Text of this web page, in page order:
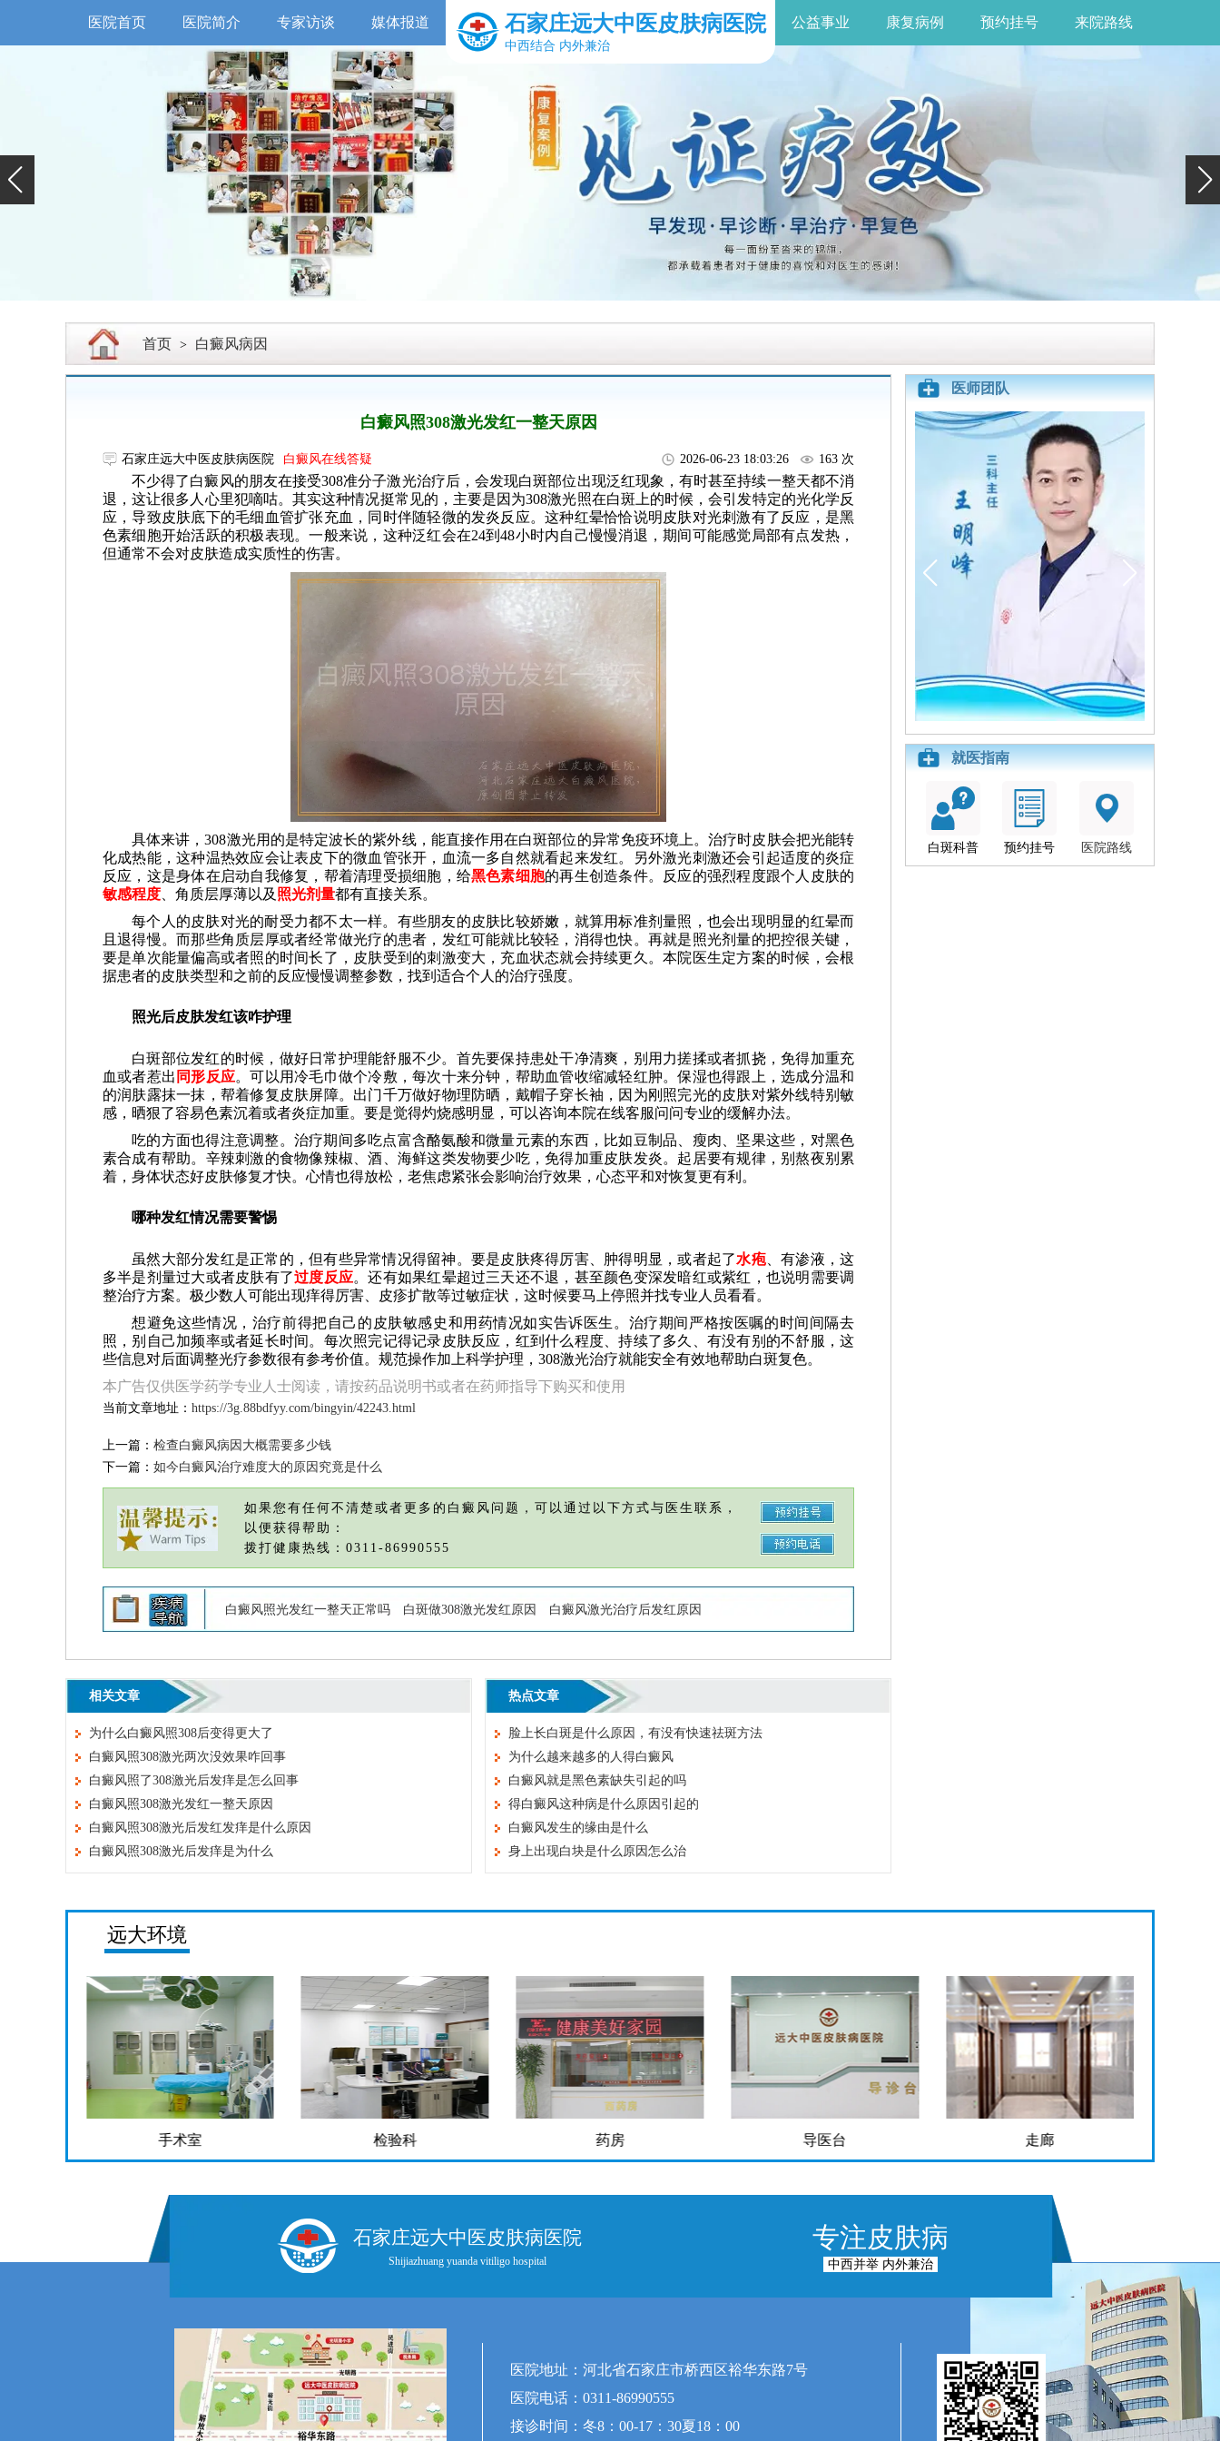
医院首页 医院简介 专家访谈 媒体报道 石家庄远大中医皮肤病医院
中西结合 内外兼治
公益事业 康复病例 预约挂号 来院路线
首页 > 白癜风病因
白癜风照308激光发红一整天原因
石家庄远大中医皮肤病医院 白癜风在线答疑 2026-06-23 18:03:26 163 次
不少得了白癜风的朋友在接受308准分子激光治疗后，会发现白斑部位出现泛红现象，有时甚至持续一整天都不消
退，这让很多人心里犯嘀咕。其实这种情况挺常见的，主要是因为308激光照在白斑上的时候，会引发特定的光化学反
应，导致皮肤底下的毛细血管扩张充血，同时伴随轻微的发炎反应。这种红晕恰恰说明皮肤对光刺激有了反应，是黑
色素细胞开始活跃的积极表现。一般来说，这种泛红会在24到48小时内自己慢慢消退，期间可能感觉局部有点发热，
但通常不会对皮肤造成实质性的伤害。
具体来讲，308激光用的是特定波长的紫外线，能直接作用在白斑部位的异常免疫环境上。治疗时皮肤会把光能转
化成热能，这种温热效应会让表皮下的微血管张开，血流一多自然就看起来发红。另外激光刺激还会引起适度的炎症
反应，这是身体在启动自我修复，帮着清理受损细胞，给黑色素细胞的再生创造条件。反应的强烈程度跟个人皮肤的
敏感程度 、角质层厚薄以及 照光剂量都有直接关系。
每个人的皮肤对光的耐受力都不太一样。有些朋友的皮肤比较娇嫩，就算用标准剂量照，也会出现明显的红晕而
且退得慢。而那些角质层厚或者经常做光疗的患者，发红可能就比较轻，消得也快。再就是照光剂量的把控很关键，
要是单次能量偏高或者照的时间长了，皮肤受到的刺激变大，充血状态就会持续更久。本院医生定方案的时候，会根
据患者的皮肤类型和之前的反应慢慢调整参数，找到适合个人的治疗强度。
照光后皮肤发红该咋护理
白斑部位发红的时候，做好日常护理能舒服不少。首先要保持患处干净清爽，别用力搓揉或者抓挠，免得加重充
血或者惹出 同形反应。可以用冷毛巾做个冷敷，每次十来分钟，帮助血管收缩减轻红肿。保湿也得跟上，选成分温和
的润肤露抹一抹，帮着修复皮肤屏障。出门千万做好物理防晒，戴帽子穿长袖，因为刚照完光的皮肤对紫外线特别敏
感，晒狠了容易色素沉着或者炎症加重。要是觉得灼烧感明显，可以咨询本院在线客服问问专业的缓解办法。
吃的方面也得注意调整。治疗期间多吃点富含酪氨酸和微量元素的东西，比如豆制品、瘦肉、坚果这些，对黑色
素合成有帮助。辛辣刺激的食物像辣椒、酒、海鲜这类发物要少吃，免得加重皮肤发炎。起居要有规律，别熬夜别累
着，身体状态好皮肤修复才快。心情也得放松，老焦虑紧张会影响治疗效果，心态平和对恢复更有利。
哪种发红情况需要警惕
虽然大部分发红是正常的，但有些异常情况得留神。要是皮肤疼得厉害、肿得明显，或者起了水疱、有渗液，这
多半是剂量过大或者皮肤有了过度反应。还有如果红晕超过三天还不退，甚至颜色变深发暗红或紫红，也说明需要调
整治疗方案。极少数人可能出现痒得厉害、皮疹扩散等过敏症状，这时候要马上停照并找专业人员看看。
想避免这些情况，治疗前得把自己的皮肤敏感史和用药情况如实告诉医生。治疗期间严格按医嘱的时间间隔去
照，别自己加频率或者延长时间。每次照完记得记录皮肤反应，红到什么程度、持续了多久、有没有别的不舒服，这
些信息对后面调整光疗参数很有参考价值。规范操作加上科学护理，308激光治疗就能安全有效地帮助白斑复色。
本广告仅供医学药学专业人士阅读，请按药品说明书或者在药师指导下购买和使用
当前文章地址： https://3g.88bdfyy.com/bingyin/42243.html
上一篇： 检查白癜风病因大概需要多少钱
下一篇： 如今白癜风治疗难度大的原因究竟是什么
如果您有任何不清楚或者更多的白癜风问题，可以通过以下方式与医生联系，
以便获得帮助：
拨打健康热线：0311-86990555
白癜风照光发红一整天正常吗 白斑做308激光发红原因 白癜风激光治疗后发红原因
相关文章
为什么白癜风照308后变得更大了
白癜风照308激光两次没效果咋回事
白癜风照了308激光后发痒是怎么回事
白癜风照308激光发红一整天原因
白癜风照308激光后发红发痒是什么原因
白癜风照308激光后发痒是为什么
热点文章
脸上长白斑是什么原因，有没有快速祛斑方法
为什么越来越多的人得白癜风
白癜风就是黑色素缺失引起的吗
得白癜风这种病是什么原因引起的
白癜风发生的缘由是什么
身上出现白块是什么原因怎么治
医师团队
就医指南
白斑科普 预约挂号 医院路线
远大环境
手术室 检验科 药房 导医台 走廊
石家庄远大中医皮肤病医院
Shijiazhuang yuanda vitiligo hospital
专注皮肤病
中西并举 内外兼治
医院地址：河北省石家庄市桥西区裕华东路7号
医院电话：0311-86990555
接诊时间：冬8：00-17：30夏18：00